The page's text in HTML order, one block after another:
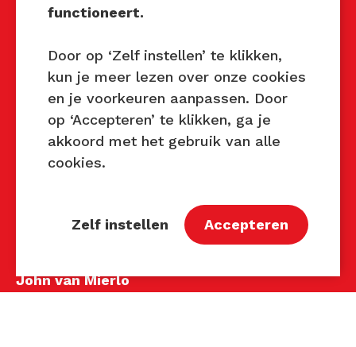
Mocht u interesse hebben om
te organiseren of heeft u
vragen over dit evenement,
neem dan contact met ons op
via de gegevens.
Privacy Beleid
John van Mierlo
functioneert.
Door op ‘Zelf instellen’ te klikken,
kun je meer lezen over onze cookies
en je voorkeuren aanpassen. Door
op ‘Accepteren’ te klikken, ga je
akkoord met het gebruik van alle
cookies.
Zelf instellen Accepteren